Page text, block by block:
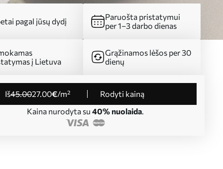
pagal jūsų dydį
Paruošta pristatymui
per 1–3 darbo dienas
į Lietuva
Grąžinamos lėšos per 30
dienų
iš45.0027.00€/m²
Rodyti kainą
Kaina nurodyta su 40% nuolaida.